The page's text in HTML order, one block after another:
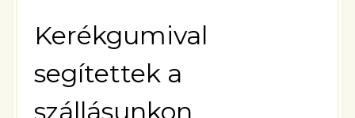
Kerékgumival
segítettek a
szállásunkon